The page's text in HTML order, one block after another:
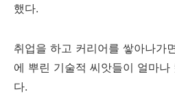
했다.
취업을 하고 커리어를 쌓아나가
에 뿌린 기술적 씨앗들이 얼마
다.